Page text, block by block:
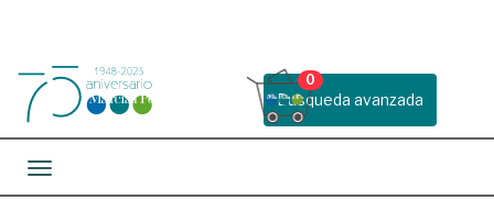
Busqueda avanzada
0
Toggle navigation